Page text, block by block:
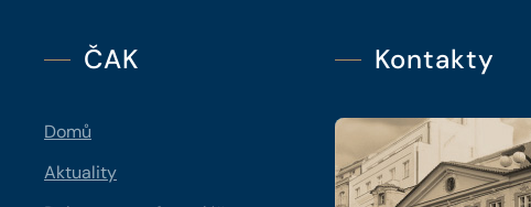
ČAK
Domů
Aktuality
Kontakty